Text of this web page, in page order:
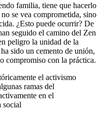
familia, tiene que hacerlo
se vea comprometida, sino
¿Esto puede ocurrir? De
seguido el camino del Zen
peligro la unidad de la
sido un cemento de unión,
compromiso con la práctica.
el activismo
ramas del
en el
social